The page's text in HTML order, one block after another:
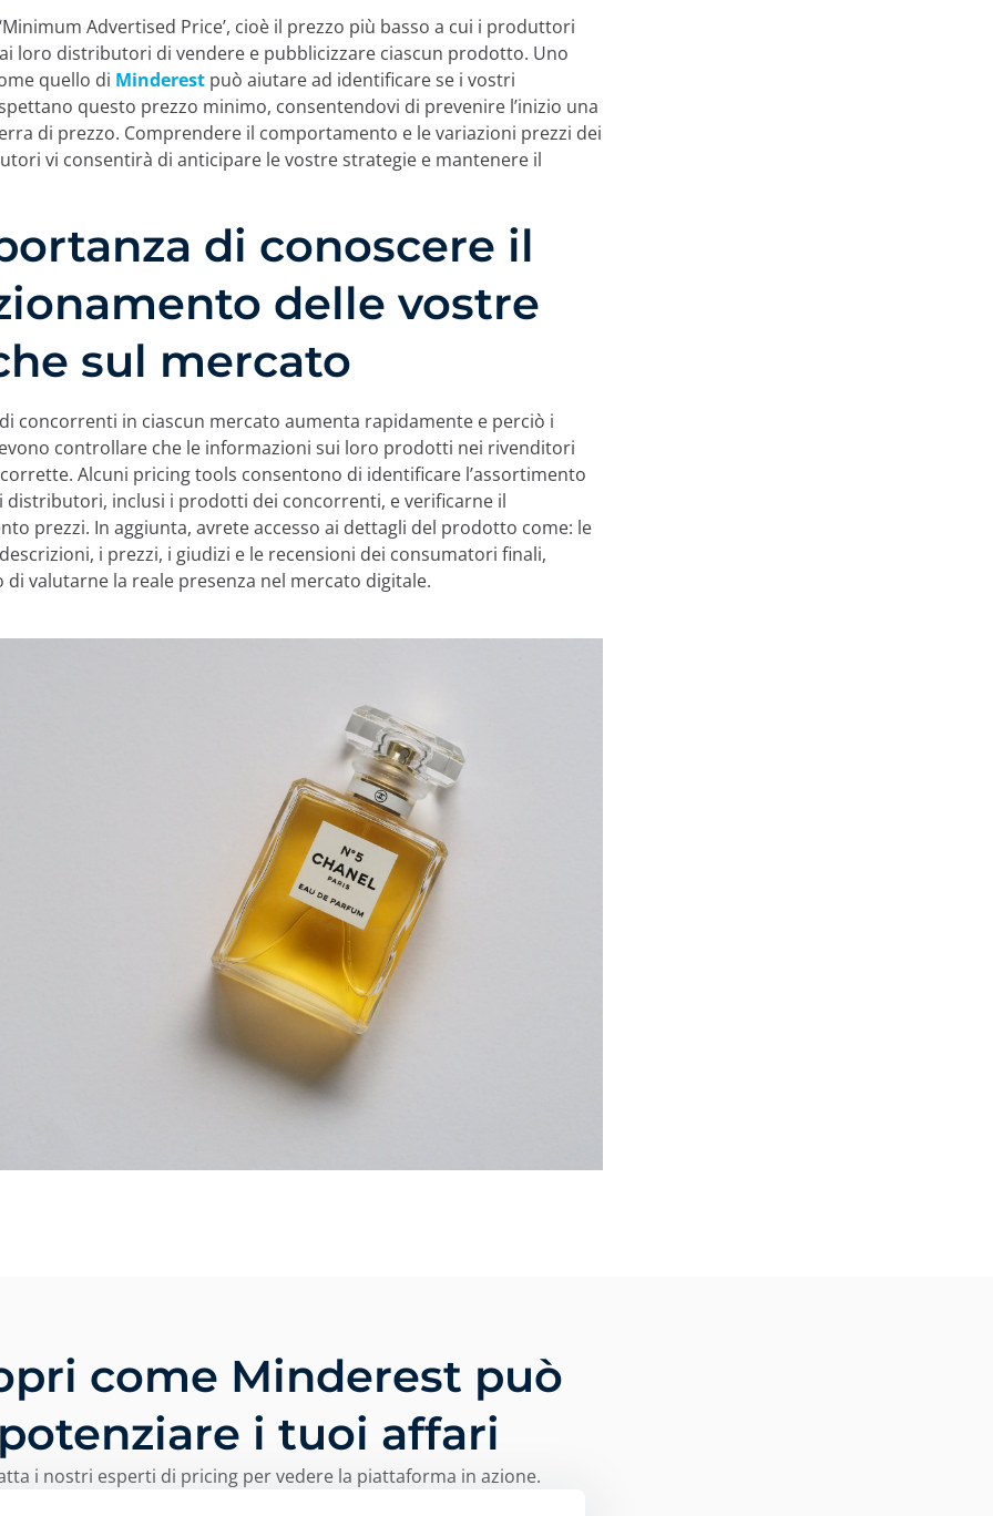
Advertised Price’, cioè il prezzo più basso a cui i produttori
loro distributori di vendere e pubblicizzare ciascun prodotto. Uno
quello di Minderest può aiutare ad identificare se i vostri
questo prezzo minimo, consentendovi di prevenire l’inizio una
di prezzo. Comprendere il comportamento e le variazioni prezzi dei
vi consentirà di anticipare le vostre strategie e mantenere il
di conoscere il
delle vostre
sul mercato
concorrenti in ciascun mercato aumenta rapidamente e perciò i
controllare che le informazioni sui loro prodotti nei rivenditori
Alcuni pricing tools consentono di identificare l’assortimento
distributori, inclusi i prodotti dei concorrenti, e verificarne il
prezzi. In aggiunta, avrete accesso ai dettagli del prodotto come: le
i prezzi, i giudizi e le recensioni dei consumatori finali,
di valutarne la reale presenza nel mercato digitale.
come Minderest può
potenziare i tuoi affari
i nostri esperti di pricing per vedere la piattaforma in azione.
i cookie:
cookie di nostra proprietà e di terze parti e/o tecnologie simili che
informazioni durante la navigazione su Internet. Lo scopo di queste
vario, dal migliorare la tua esperienza sul sito web mostrando
private del sito. Può anche essere utilizzato per personalizzare gli
pubblicitarie comeGoogle Adse altre. Puoi accettare tutti i cookie
configurarli da "Impostazioni cookie" o rifiutare il loro utilizzo
Puoi conoscere i diversi cookie che utilizziamo nella nostra
sulla Privacy e Cookie.
Impostazioni cookie